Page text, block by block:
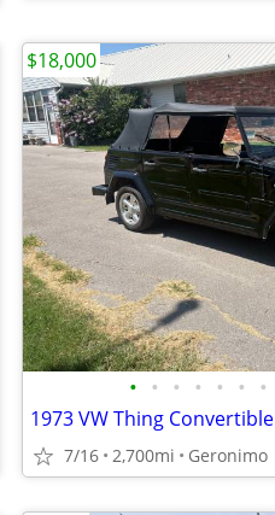
• • • • • • •
1973 VW Thing Convertible
7/16 2,700mi Geronimo
$18,000